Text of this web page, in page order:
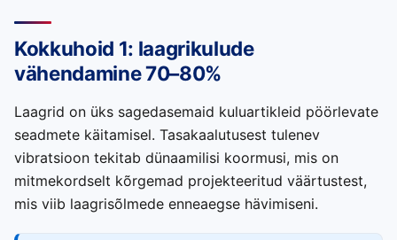
Kokkuhoid 1: laagrikulude
vähendamine 70–80%
Laagrid on üks sagedasemaid kuluartikleid pöörlevate
seadmete käitamisel. Tasakaalutusest tulenev
vibratsioon tekitab dünaamilisi koormusi, mis on
mitmekordselt kõrgemad projekteeritud väärtustest,
mis viib laagrisõlmede enneaegse hävimiseni.